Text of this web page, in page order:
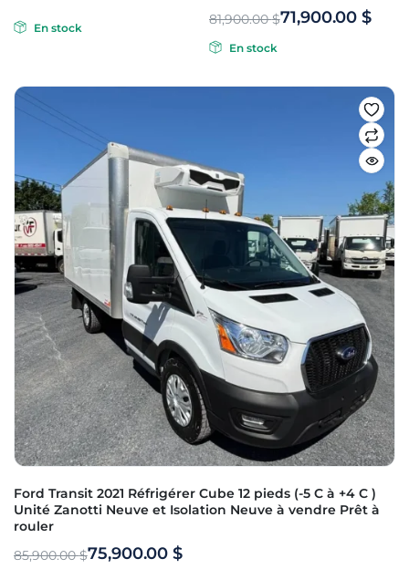
En stock
81,900.00$71,900.00$
En stock
Ford Transit 2021 Réfrigérer Cube 12 pieds (-5 C à +4 C )
Unité Zanotti Neuve et Isolation Neuve à vendre Prêt à
rouler
85,900.00$75,900.00$